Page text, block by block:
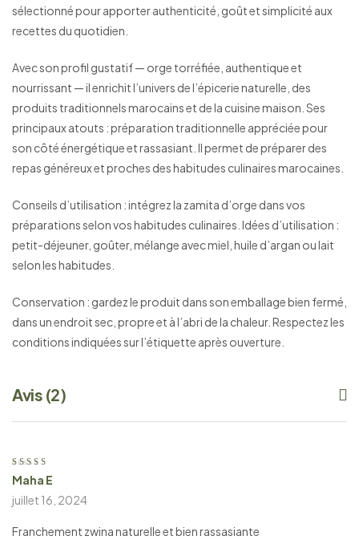
sélectionné pour apporter authenticité, goût et simplicité aux
recettes du quotidien.
Avec son profil gustatif — orge torréfiée, authentique et
nourrissant — il enrichit l’univers de l’épicerie naturelle, des
produits traditionnels marocains et de la cuisine maison. Ses
principaux atouts : préparation traditionnelle appréciée pour
son côté énergétique et rassasiant. Il permet de préparer des
repas généreux et proches des habitudes culinaires marocaines.
Conseils d’utilisation : intégrez la zamita d’orge dans vos
préparations selon vos habitudes culinaires. Idées d’utilisation :
petit-déjeuner, goûter, mélange avec miel, huile d’argan ou lait
selon les habitudes.
Conservation : gardez le produit dans son emballage bien fermé,
dans un endroit sec, propre et à l’abri de la chaleur. Respectez les
conditions indiquées sur l’étiquette après ouverture.
Avis (2)
Note 4sur
Maha E
juillet 16, 2024
Franchement zwina naturelle et bien rassasiante